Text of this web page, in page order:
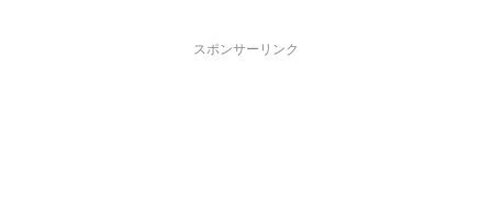
スポンサーリンク